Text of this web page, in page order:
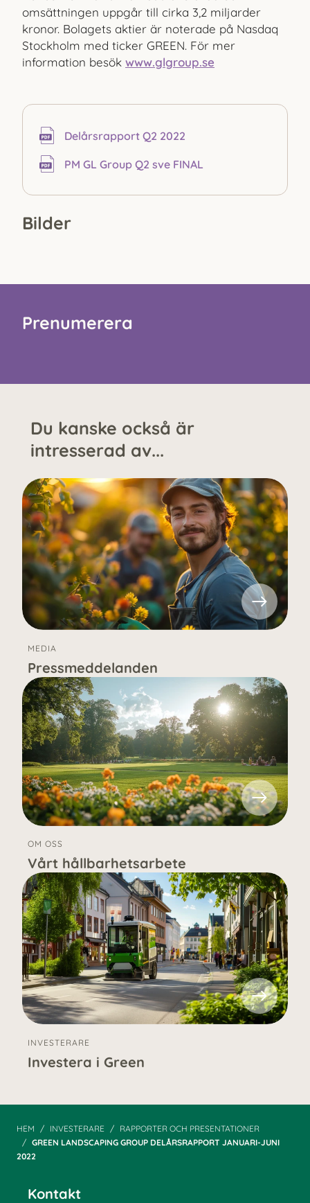
omsättningen uppgår till cirka 3,2 miljarder
kronor. Bolagets aktier är noterade på Nasdaq
Stockholm med ticker GREEN. För mer
information besök www.glgroup.se
Delårs­rapport Q2 2022
PM GL Group Q2 sve FINAL
Bilder
Prenumerera
Du kanske också är
intresserad av...
MEDIA
Pressmeddelanden
OM OSS
Vårt hållbarhetsarbete
INVESTERARE
Investera i Green
HEM INVESTERARE
RAPPORTER OCH PRESENTATIONER
GREEN LANDSCAPING GROUP DELÅRS­RAPPORT JANUARI-JUNI
2022
Kontakt